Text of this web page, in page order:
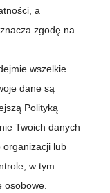
a
zgodę na
wszelkie
dane są
Polityką
Twoich danych
organizacji lub
w tym
osobowe.